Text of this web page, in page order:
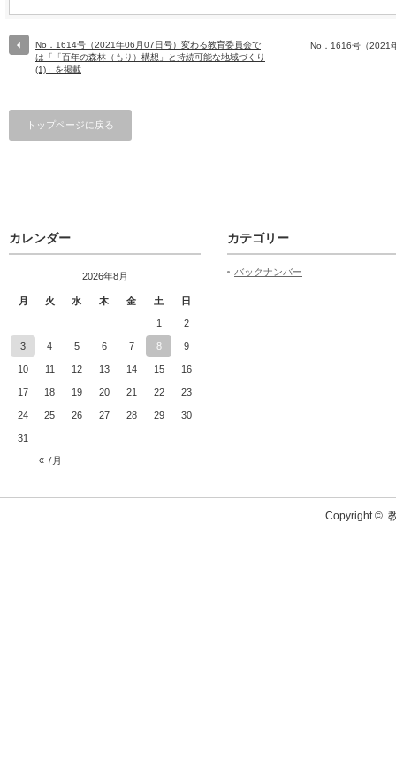
No．1614号（2021年06月07日号）変わる教育委員会で
は「「百年の森林（もり）構想」と持続可能な地域づくり
(1)」を掲載
No．1616号（2021
トップページに戻る
カレンダー
2026年8月
月 火 水 木 金 土 日
« 7月
1 2
3 4 5 6 7 8 9
10 11 12 13 14 15 16
17 18 19 20 21 22 23
24 25 26 27 28 29 30
31
カテゴリー
バックナンバー
Copyright ©